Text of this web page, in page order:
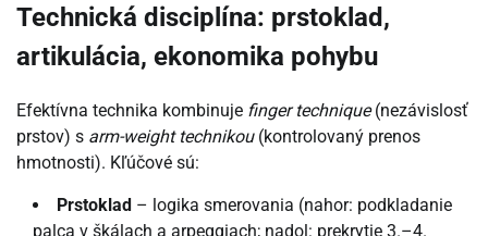
Technická disciplína: prstoklad,
artikulácia, ekonomika pohybu
Efektívna technika kombinuje finger technique(nezávislosť
prstov) s arm-weight technikou(kontrolovaný prenos
hmotnosti). Kľúčové sú:
Prstoklad – logika smerovania (nahor: podkladanie
palca v škálach a arpeggiach; nadol: prekrytie 3.–4.